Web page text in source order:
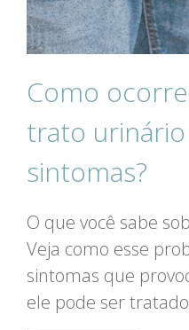
Como
trato
sintomas?
O que você sabe
Veja como esse
sintomas que
ele pode ser